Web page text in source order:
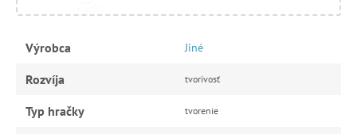
Výrobca Jiné
Rozvíja tvorivosť
Typ hračky tvorenie